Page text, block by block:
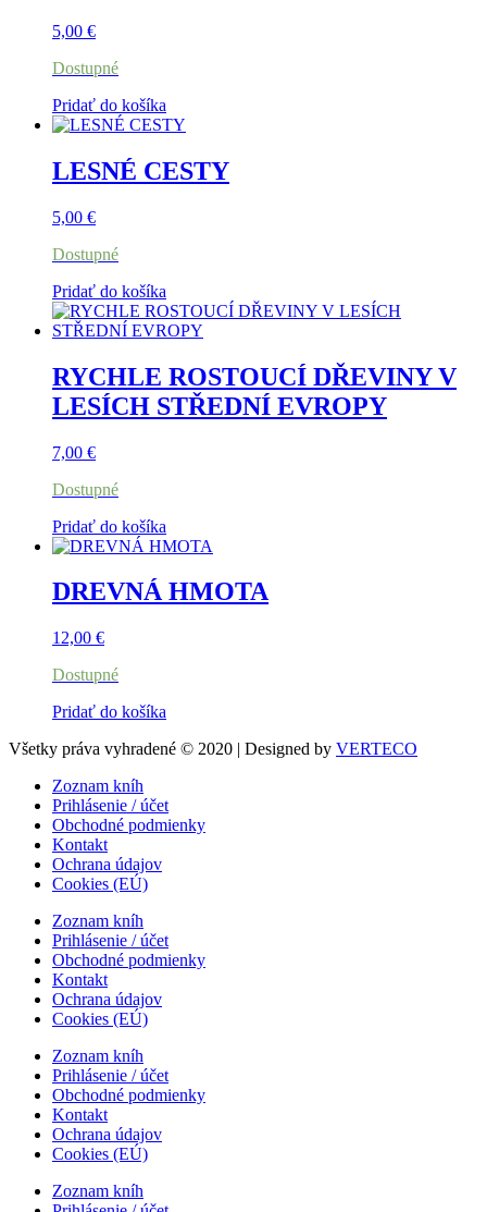
5,00 €
Dostupné
Pridať do košíka
LESNÉ CESTY
5,00 €
Dostupné
Pridať do košíka
RYCHLE ROSTOUCÍ DŘEVINY V
LESÍCH STŘEDNÍ EVROPY
7,00 €
Dostupné
Pridať do košíka
DREVNÁ HMOTA
12,00 €
Dostupné
Pridať do košíka
Všetky práva vyhradené © 2020 | Designed by VERTECO
Zoznam kníh
Prihlásenie / účet
Obchodné podmienky
Kontakt
Ochrana údajov
Cookies (EÚ)
Zoznam kníh
Prihlásenie / účet
Obchodné podmienky
Kontakt
Ochrana údajov
Cookies (EÚ)
Zoznam kníh
Prihlásenie / účet
Obchodné podmienky
Kontakt
Ochrana údajov
Cookies (EÚ)
Zoznam kníh